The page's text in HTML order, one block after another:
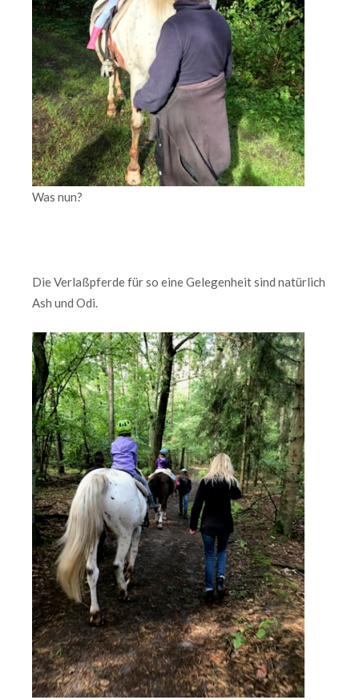
Was nun?
Die Verlaßpferde für so eine Gelegenheit sind natürlich
Ash und Odi.